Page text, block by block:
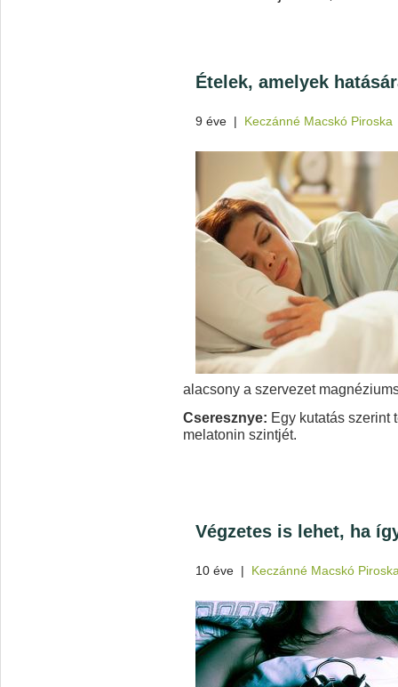
Ételek, amelyek
9 éve | Keczánné Macskó Piroska
alacsony a szervezet
Cseresznye: Egy kutatás szerint
melatonin szintjét.
Végzetes is lehet, ha
10 éve | Keczánné Macskó